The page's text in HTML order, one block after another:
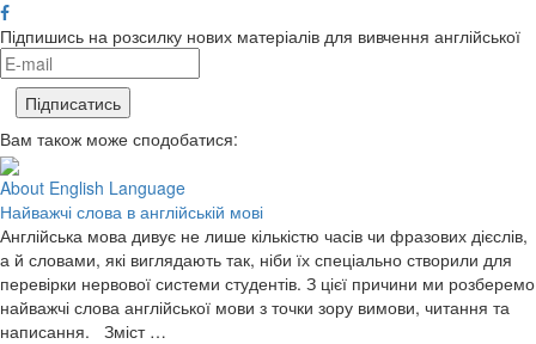
Підпишись на розсилку нових матеріалів для вивчення англійської
Вам також може сподобатися:
About English Language
Найважчі слова в англійській мові
Англійська мова дивує не лише кількістю часів чи фразових дієслів,
а й словами, які виглядають так, ніби їх спеціально створили для
перевірки нервової системи студентів. З цієї причини ми розберемо
найважчі слова англійської мови з точки зору вимови, читання та
написання. Зміст …